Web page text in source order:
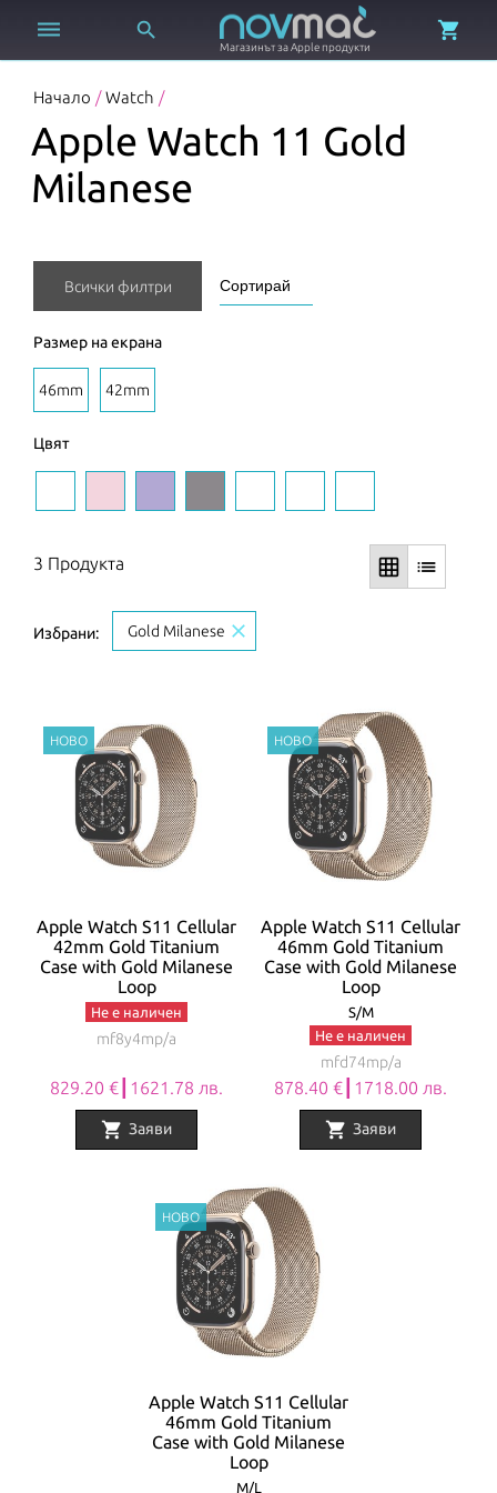
 
Магазинът за Apple продукти

Начало / Watch /
Apple Watch 11 Gold
Milanese
Всички филтри
Размер на екрана
46mm 42mm
Цвят
3 Продукта grid_on list
Избрани: Gold Milanese close
Apple Watch S11 Cellular
42mm Gold Titanium
Case with Gold Milanese
Loop
Не е наличен
mf8y4mp/a
829.20 €┃1621.78 лв.
shopping_cart Заяви
Apple Watch S11 Cellular
46mm Gold Titanium
Case with Gold Milanese
Loop
S/M
Не е наличен
mfd74mp/a
878.40 €┃1718.00 лв.
shopping_cart Заяви
Apple Watch S11 Cellular
46mm Gold Titanium
Case with Gold Milanese
Loop
M/L